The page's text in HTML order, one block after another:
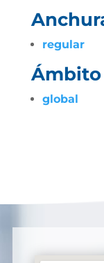
regular
Ámbito
global